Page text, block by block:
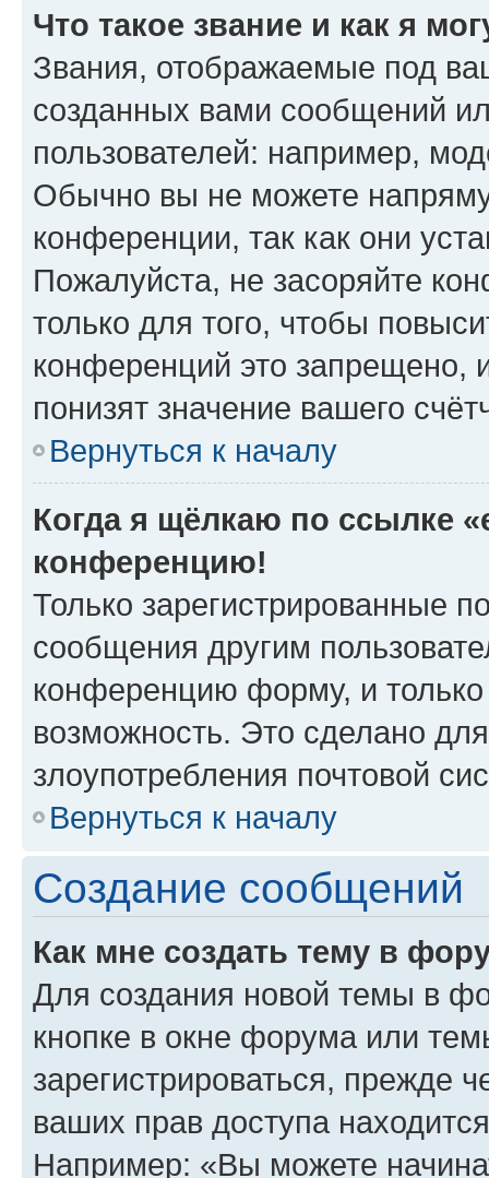
Что такое звание и как я
Звания, отображаемые под
созданных вами сообщений
пользователей: например,
Обычно вы не можете
конференции, так как они
Пожалуйста, не засоряйте
только для того, чтобы
конференций это запрещено,
понизят значение вашего
Вернуться к началу
Когда я щёлкаю по ссылке
конференцию!
Только зарегистрированные
сообщения другим
конференцию форму, и
возможность. Это сделано
злоупотребления почтовой
Вернуться к началу
Создание сообщений
Как мне создать тему в
Для создания новой темы в
кнопке в окне форума или
зарегистрироваться, прежде
ваших прав доступа
Например: «Вы можете